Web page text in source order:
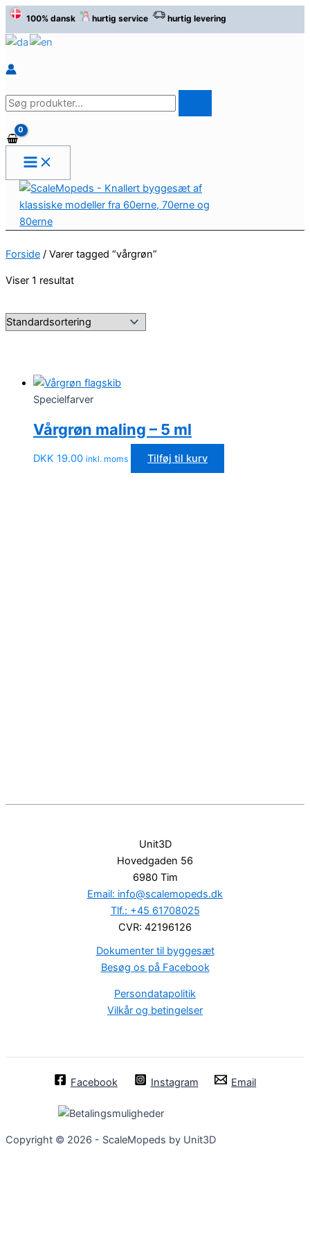
Gå
indholdet
100% dansk hurtig service hurtig levering
Søg
efter
produkter
Forside / Varer tagged “vårgrøn”
Viser 1 resultat
Specielfarver
Vårgrøn maling – 5 ml
DKK 19.00 inkl. moms Tilføj til kurv
Unit3D
Hovedgaden 56
6980 Tim
Email: info@scalemopeds.dk
Tlf.: +45 61708025
CVR: 42196126
Dokumenter til byggesæt
Besøg os på Facebook
Persondatapolitik
Vilkår og betingelser
Facebook Instagram Email
Copyright © 2026 - ScaleMopeds by Unit3D